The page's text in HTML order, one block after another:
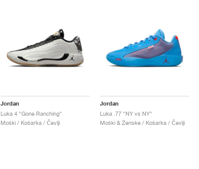
Jordan
Luka 4 "Gone Ranching"
Moški / Košarka / Čevlji
Jordan
Luka .77 "NY vs NY"
Moški & Ženske / Košarka / Čevlji